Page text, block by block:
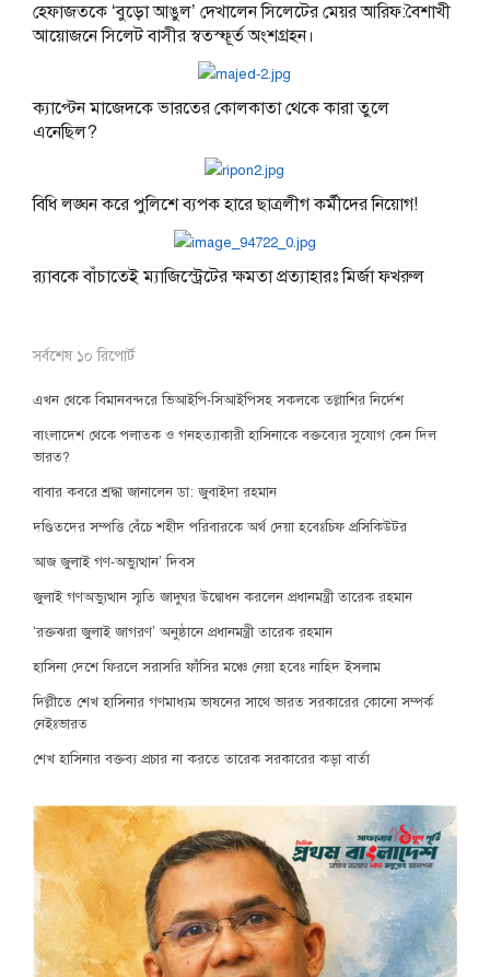
হেফাজতকে ‘বুড়ো আঙুল’ দেখালেন সিলেটের মেয়র আরিফ:বৈশাখী
আয়োজনে সিলেট বাসীর স্বতস্ফূর্ত অংশগ্রহন।
ক্যাপ্টেন মাজেদকে ভারতের কোলকাতা থেকে কারা তুলে
এনেছিল?
বিধি লঙ্ঘন করে পুলিশে ব্যপক হারে ছাত্রলীগ কর্মীদের নিয়োগ!
র‌্যাবকে বাঁচাতেই ম্যাজিস্ট্রেটের ক্ষমতা প্রত্যাহারঃ মির্জা ফখরুল
সর্বশেষ ১০ রিপোর্ট
এখন থেকে বিমানবন্দরে ভিআইপি-সিআইপিসহ সকলকে তল্লাশির নির্দেশ
বাংলাদেশ থেকে পলাতক ও গনহত্যাকারী হাসিনাকে বক্তব্যের সুযোগ কেন দিল
ভারত?
বাবার কবরে শ্রদ্ধা জানালেন ডা: জুবাইদা রহমান
দণ্ডিতদের সম্পত্তি বেঁচে শহীদ পরিবারকে অর্থ দেয়া হবেঃচিফ প্রসিকিউটর
আজ জুলাই গণ-অভ্যুত্থান’ দিবস
জুলাই গণঅভ্যুত্থান স্মৃতি জাদুঘর উদ্বোধন করলেন প্রধানমন্ত্রী তারেক রহমান
‘রক্তঝরা জুলাই জাগরণ’ অনুষ্ঠানে প্রধানমন্ত্রী তারেক রহমান
হাসিনা দেশে ফিরলে সরাসরি ফাঁসির মঞ্চে নেয়া হবেঃ নাহিদ ইসলাম
দিল্লীতে শেখ হাসিনার গণমাধ্যম ভাষনের সাথে ভারত সরকারের কোনো সম্পর্ক
নেইঃভারত
শেখ হাসিনার বক্তব্য প্রচার না করতে তারেক সরকারের কড়া বার্তা